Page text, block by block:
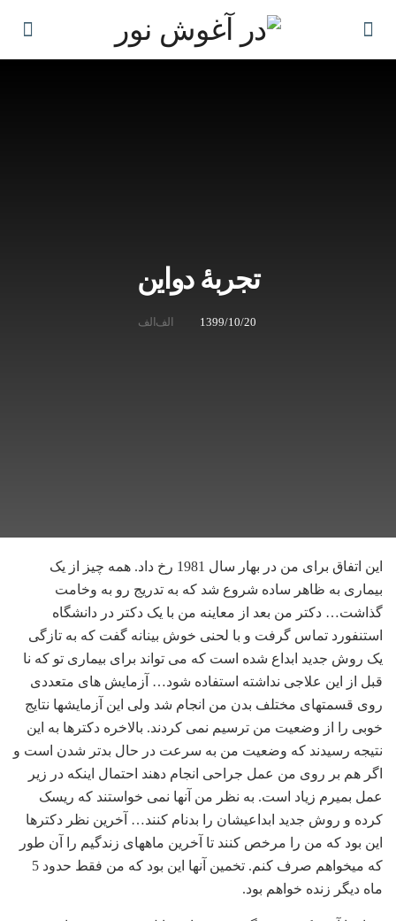
تجربۀ دواین
1399/10/20
این اتفاق برای من در بهار سال 1981 رخ داد. همه چیز از یک
بیماری به ظاهر ساده شروع شد که به تدریج رو به وخامت
گذاشت… دکتر من بعد از معاینه من با یک دکتر در دانشگاه
استنفورد تماس گرفت و با لحنی خوش بینانه گفت که به تازگی
یک روش جدید ابداع شده است که می تواند برای بیماری تو که نا
قبل از این علاجی نداشته استفاده شود… آزمایش های متعددی
روی قسمتهای مختلف بدن من انجام شد ولی این آزمایش‏ها نتایج
خوبی را از وضعیت من ترسیم نمی‏ کردند. بالاخره دکترها به این
نتیجه رسیدند که وضعیت من به سرعت در حال بدتر شدن است و
اگر هم بر روی من عمل جراحی انجام دهند احتمال اینکه در زیر
عمل بمیرم زیاد است. به نظر من آنها نمی‏ خواستند که ریسک
کرده و روش جدید ابداعیشان را بدنام کنند… آخرین نظر دکترها
این بود که من را مرخص کنند تا آخرین ماه‏های زندگیم را آن طور
که می‏خواهم صرف کنم. تخمین آنها این بود که من فقط حدود 5
ماه دیگر زنده خواهم بود.